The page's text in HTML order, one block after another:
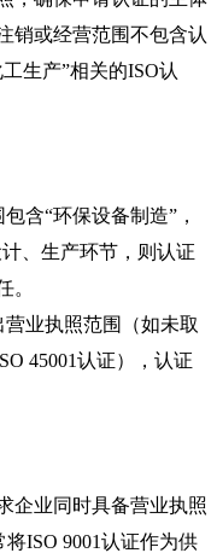
销或经营范围不包含认
生产”相关的ISO认
含“环保设备制造”，
、生产环节，则认证
。
业执照范围（如未取
45001认证），认证
企业同时具备营业执照
ISO 9001认证作为供